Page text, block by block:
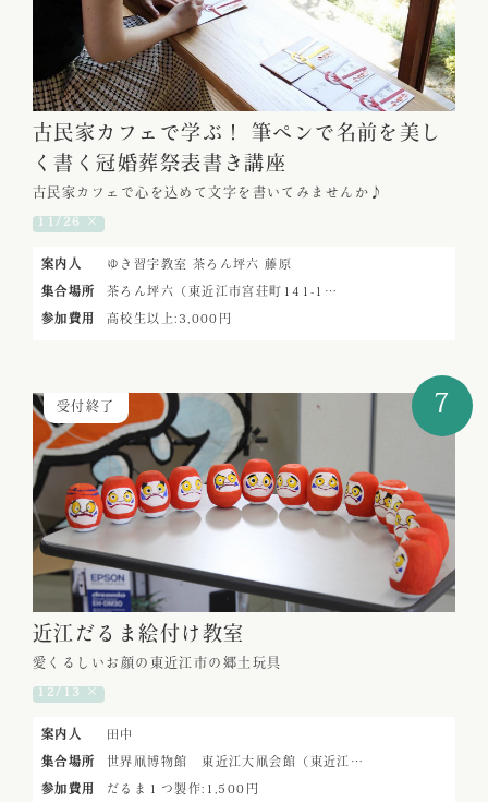
古民家カフェで学ぶ！ 筆ペンで名前を美し
く書く冠婚葬祭表書き講座
古民家カフェで心を込めて文字を書いてみませんか♪
11/26 ×
案内人 ゆき習字教室 茶ろん坪六 藤原
集合場所 茶ろん坪六（東近江市宮荘町141-1…
参加費用 高校生以上:3,000円
受付終了 7
近江だるま絵付け教室
愛くるしいお顔の東近江市の郷土玩具
12/13 ×
案内人 田中
集合場所 世界凧博物館 東近江大凧会館（東近江…
参加費用 だるま１つ製作:1,500円